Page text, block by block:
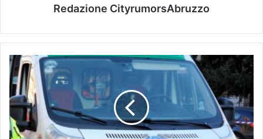
Redazione CityrumorsAbruzzo